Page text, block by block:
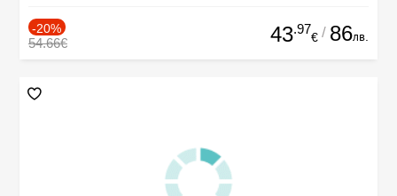
-20%
54.66€ 43.97
€ / 86лв.